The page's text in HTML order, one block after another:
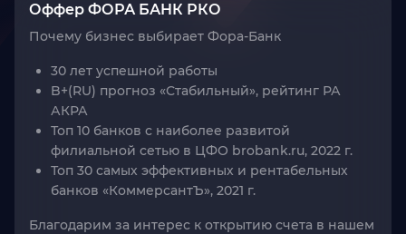
Оффер ФОРА БАНК РКО
Почему бизнес выбирает Фора-Банк
30 лет успешной работы
B+(RU) прогноз «Стабильный», рейтинг РА
АКРА
Топ 10 банков с наиболее развитой
филиальной сетью в ЦФО brobank.ru, 2022 г.
Топ 30 самых эффективных и рентабельных
банков «КоммерсантЪ»‎, 2021 г.
Благодарим за интерес к открытию счета в нашем